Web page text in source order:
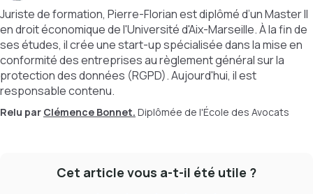
Juriste de formation, Pierre-Florian est diplômé d’un Master II
en droit économique de l'Université d'Aix-Marseille. À la fin de
ses études, il crée une start-up spécialisée dans la mise en
conformité des entreprises au règlement général sur la
protection des données (RGPD). Aujourd'hui, il est
responsable contenu.
Relu par Clémence Bonnet. Diplômée de l'École des Avocats
Cet article vous a-t-il été utile ?